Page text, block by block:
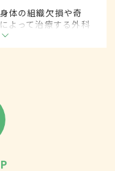
体の組織欠損や奇
よって治療する外科